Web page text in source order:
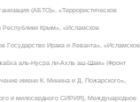
(АБТО)», «Террористическое
Республики Крым», «Исламское
Государство Ирака и Леванта», «Исламское
аль-Нусра ли-Ахль аш-Шам» (Фронт
имени К. Минина и Д. Пожарского»,
и милосердного СИРИЯ), Международное